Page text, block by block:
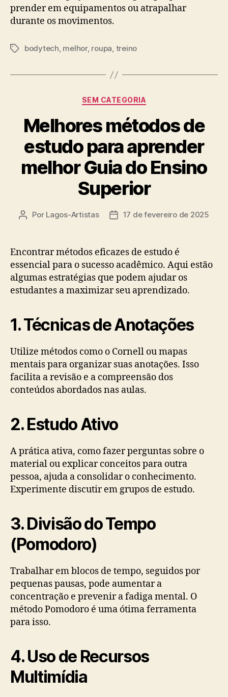
prender em equipamentos ou atrapalhar
durante os movimentos.
Tagsbodytech, melhor, roupa, treino
Categorias
SEM CATEGORIA
Melhores métodos de
estudo para aprender
melhor Guia do Ensino
Superior
Autor
Por Lagos-Artistas
Data17 de fevereiro de 2025
Encontrar métodos eficazes de estudo é
essencial para o sucesso acadêmico. Aqui estão
algumas estratégias que podem ajudar os
estudantes a maximizar seu aprendizado.
1. Técnicas de Anotações
Utilize métodos como o Cornell ou mapas
mentais para organizar suas anotações. Isso
facilita a revisão e a compreensão dos
conteúdos abordados nas aulas.
2. Estudo Ativo
A prática ativa, como fazer perguntas sobre o
material ou explicar conceitos para outra
pessoa, ajuda a consolidar o conhecimento.
Experimente discutir em grupos de estudo.
3. Divisão do Tempo
(Pomodoro)
Trabalhar em blocos de tempo, seguidos por
pequenas pausas, pode aumentar a
concentração e prevenir a fadiga mental. O
método Pomodoro é uma ótima ferramenta
para isso.
4. Uso de Recursos
Multimídia